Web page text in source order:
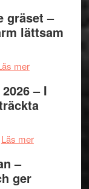
nya
titlar
årets
Shahab
Mehrabi
Filmstadens
stipendium
gräset –
lättsam
merom
Det
grönaste
–
och
– I
Läs merom
–
ger